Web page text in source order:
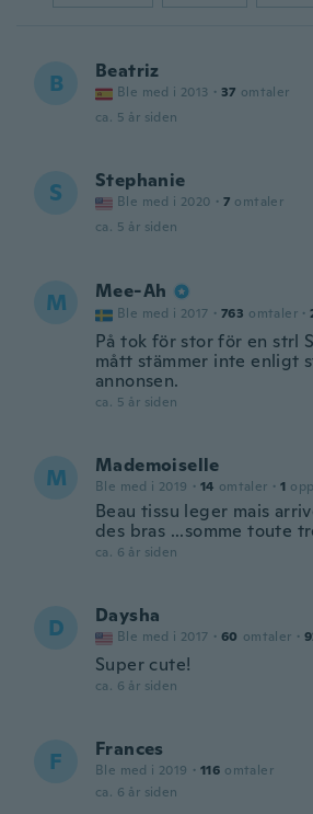
B Beatriz
Ble med i 2013 · 37 omtaler
ca. 5 år siden
S Stephanie
Ble med i 2020 · 7 omtaler
ca. 5 år siden
M Mee-Ah
Ble med i 2017 · 763 omtaler ·
På tok för stor för en strl
mått stämmer inte enligt
annonsen.
ca. 5 år siden
M Mademoiselle
Ble med i 2019 · 14 omtaler · 1
Beau tissu leger mais
des bras ...somme toute
ca. 6 år siden
D Daysha
Ble med i 2017 · 60 omtaler ·
Super cute!
ca. 6 år siden
F Frances
Ble med i 2019 · 116 omtaler
ca. 6 år siden